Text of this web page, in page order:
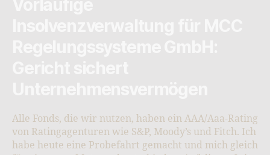
Alle Fonds, die wir nutzen, haben ein AAA/Aaa-Rating
von Ratingagenturen wie S&P, Moody’s und Fitch. Ich
habe heute eine Probefahrt gemacht und mich gleich